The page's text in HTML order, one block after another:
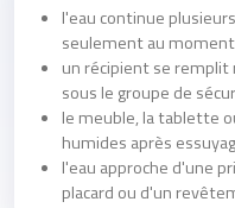
l'eau continue
seulement au moment
un récipient se remplit
sous le groupe de
le meuble, la tablette
humides après
l'eau approche d'une
placard ou d'un